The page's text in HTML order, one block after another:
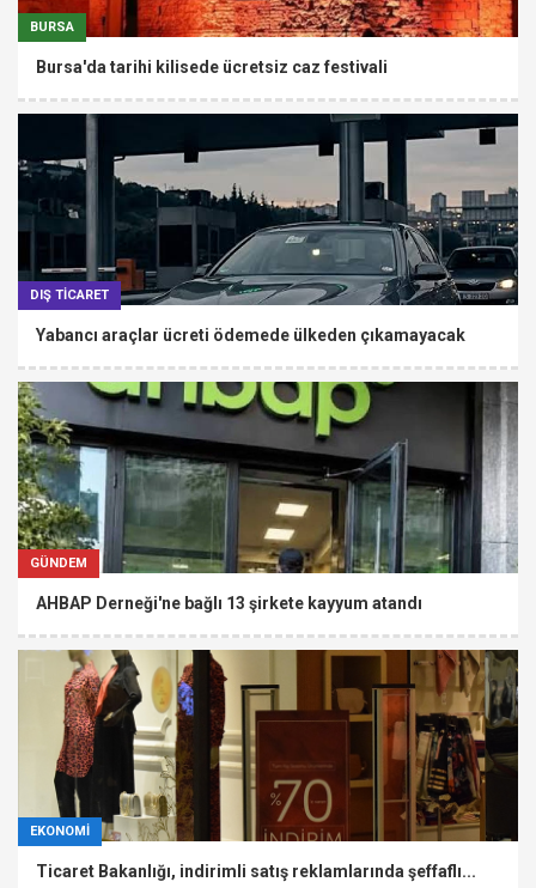
BURSA
Bursa'da tarihi kilisede ücretsiz caz festivali
DIŞ TİCARET
Yabancı araçlar ücreti ödemede ülkeden çıkamayacak
GÜNDEM
AHBAP Derneği'ne bağlı 13 şirkete kayyum atandı
EKONOMİ
Ticaret Bakanlığı, indirimli satış reklamlarında şeffaflı...